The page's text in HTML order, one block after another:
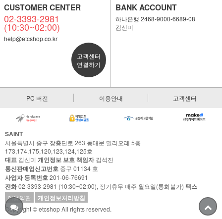
CUSTOMER CENTER
02-3393-2981
(10:30~02:00)
help@etcshop.co.kr
고객센터
연결하기
BANK ACCOUNT
하나은행 2468-9000-6689-08
김신미
PC 버전 이용안내 고객센터
SAINT
서울특별시 중구 장충단로 263 동대문 밀리오레 5층
173,174,175,120,123,124,125호
대표 김신미 개인정보 보호 책임자김석진
통신판매업신고번호 중구 01134 호
사업자 등록번호201-06-76691
전화02-3393-2981 (10:30~02:00), 정기휴무 매주 월요일(통화불가) 팩스
이용약관 개인정보처리방침
Copyright © etcshop All rights reserved.